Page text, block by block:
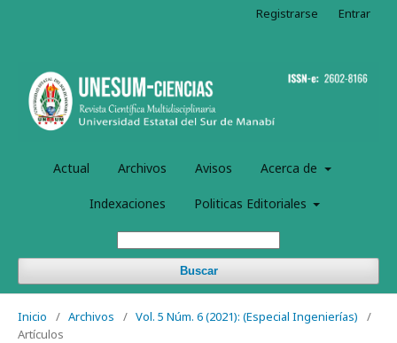
Actual Archivos Avisos Acerca de
Indexaciones Politicas Editoriales
Buscar
Registrarse Entrar
Inicio / Archivos / Vol. 5 Núm. 6 (2021): (Especial Ingenierí­as)
/
Artículos